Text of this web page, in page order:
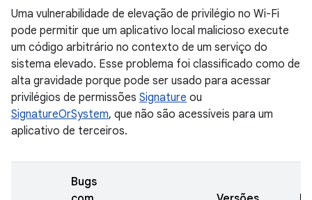
Uma vulnerabilidade de elevação de privilégio no Wi-Fi
pode permitir que um aplicativo local malicioso execute
um código arbitrário no contexto de um serviço do
sistema elevado. Esse problema foi classificado como de
alta gravidade porque pode ser usado para acessar
privilégios de permissões Signature ou
SignatureOrSystem, que não são acessíveis para um
aplicativo de terceiros.
Bugs